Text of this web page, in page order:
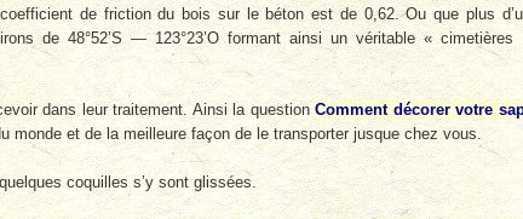
de friction du bois sur le béton est de 0,62. Ou que plus
de 48°52’S — 123°23’O formant ainsi un véritable « cimetières
dans leur traitement. Ainsi la questionComment décorer votre
monde et de la meilleure façon de le transporter jusque chez vous.
coquilles s’y sont glissées.